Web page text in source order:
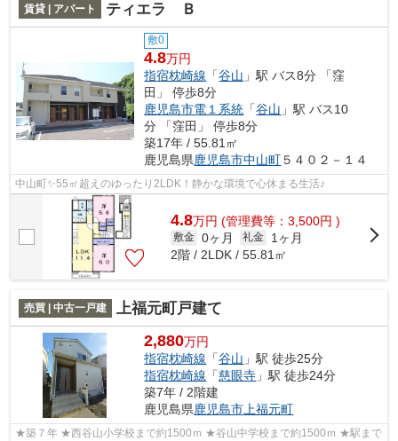
賃貸 | アパート ティエラ Ｂ
敷0
4.8万円
指宿枕崎線 「谷山 」駅 バス8分 「窪
田」 停歩8分
鹿児島市電１系統 「谷山 」駅 バス10
分 「窪田」 停歩8分
築17年 / 55.81㎡
鹿児島県鹿児島市中山町５４０２－１４
中山町✨55㎡超えのゆったり2LDK！静かな環境で心休まる生活♪
4.8万円 (管理費等：3,500円 )
敷金 0ヶ月 礼金
1ヶ月
2階 / 2LDK / 55.81㎡
売買 | 中古一戸建 上福元町戸建て
2,880万円
指宿枕崎線 「谷山 」駅 徒歩25分
指宿枕崎線 「慈眼寺 」駅 徒歩24分
築7年 / 2階建
鹿児島県鹿児島市 上福元町
★築７年 ★西谷山小学校まで約1500ｍ ★谷山中学校まで約1500ｍ ★駅まで